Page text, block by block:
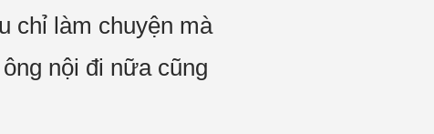
chỉ làm chuyện mà
nội đi nữa cũng